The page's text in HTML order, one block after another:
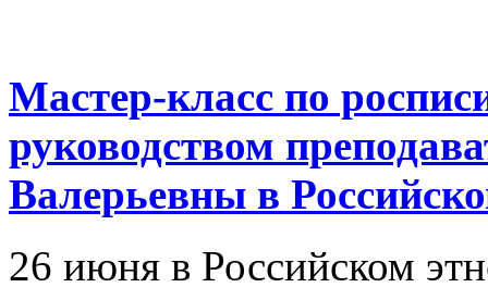
Мастер-класс по
руководством
Валерьевны в
26 июня в Российском